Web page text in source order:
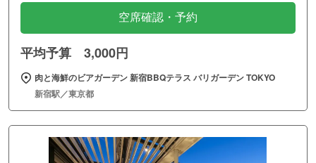
空席確認・予約
平均予算 3,000円
肉と海鮮のビアガーデン 新宿BBQテラス バリガーデン TOKYO
新宿駅／東京都